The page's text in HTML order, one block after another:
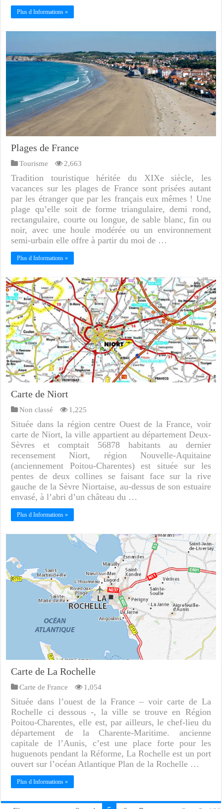
Plus d Informations »
Plages de France
Tourisme 2,663
Tradition touristique héritée du XIXe siècle, les
vacances sur les plages de France sont prisées autant
par les étranger que par les français eux mêmes ! Une
plage qu’elle soit de forme triangulaire, demi rond,
rectangulaire, courte ou longue, de sable blanc, fin ou
noir, avec une houle modérée ou un environnement
semi-urbain elle offre à partir du moi de …
Plus d Informations »
Carte de Niort
Non classé 1,225
Située dans la région centre Ouest de la France, voir
carte de Niort, la ville appartient au département Deux-
Sèvres et comptait 56878 habitants au dernier
recensement Niort, région Nouvelle-Aquitaine
(anciennement Poitou-Charentes) est située sur les
pentes de deux collines se faisant face sur la rive
gauche de la Sèvre Niortaise, au-dessus de son estuaire
envasé, à l’abri d’un château du …
Plus d Informations »
Carte de La Rochelle
Carte de France 1,054
Située dans l’ouest de la France – voir carte de La
Rochelle ci dessous -, la ville se trouve en Région
Poitou-Charentes, elle est, par ailleurs, le chef-lieu du
département de la Charente-Maritime. ancienne
capitale de l’Aunis, c’est une place forte pour les
huguenots pendant la Réforme, La Rochelle est un port
ouvert sur l’océan Atlantique Plan de la Rochelle …
Plus d Informations »